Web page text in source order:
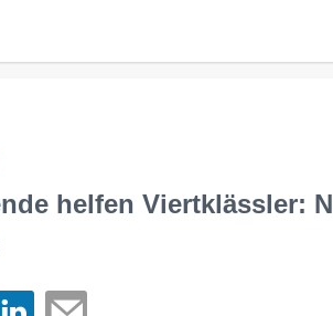
helfen Viertklässler: